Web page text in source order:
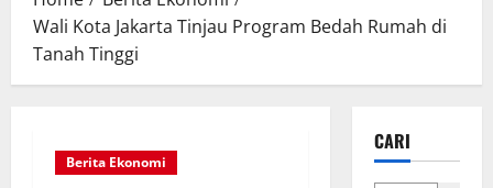
Wali Kota Jakarta Tinjau Program Bedah Rumah di
Tanah Tinggi
Berita Ekonomi
CARI